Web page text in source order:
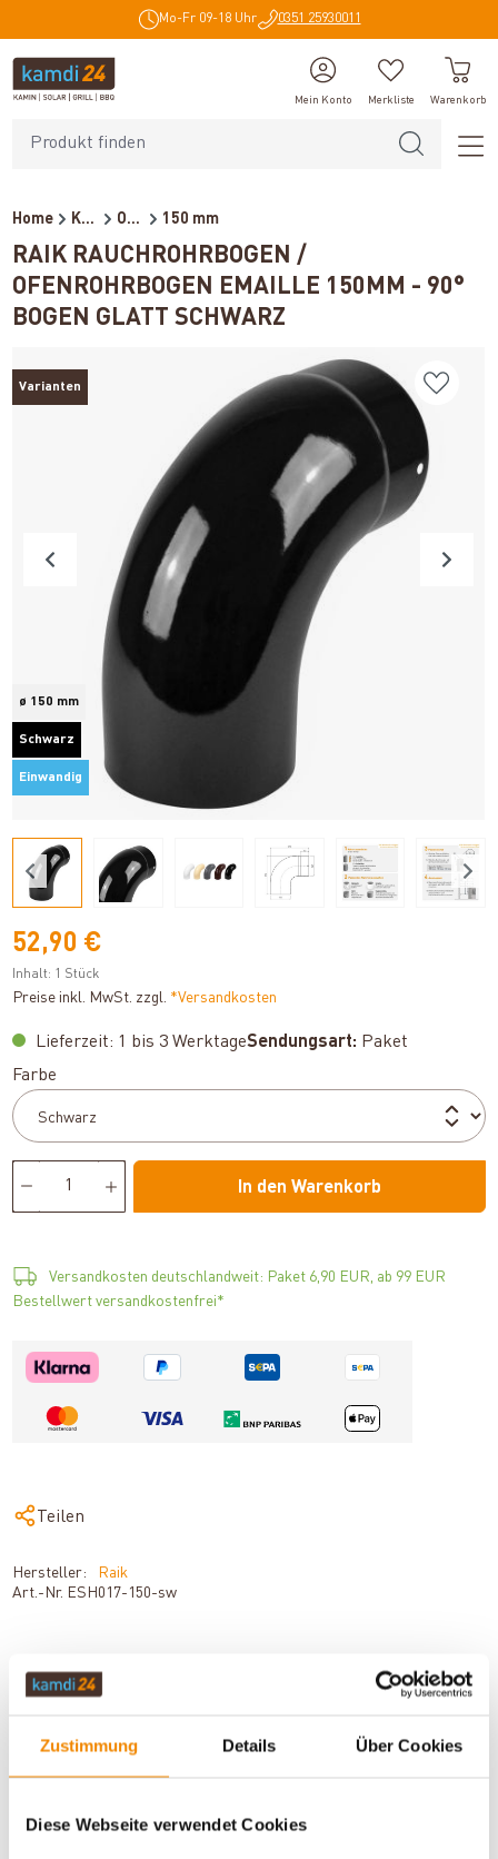
Zustimmung Details Über Cookies
Diese Webseite verwendet Cookies
Mo-Fr 09-18 Uhr 0351 25930011
Mein Konto Merkliste Warenkorb
Home Kaminzubehör Ofenrohre für Holzöfen 150 mm
RAIK RAUCHROHRBOGEN /
OFENROHRBOGEN EMAILLE 150MM - 90°
BOGEN GLATT SCHWARZ
Varianten
ø 150 mm
Schwarz
Einwandig
52,90 €
Inhalt: 1 Stück
Preise inkl. MwSt. zzgl. *Versandkosten
Lieferzeit: 1 bis 3 WerktageSendungsart: Paket
Farbe
In den Warenkorb
Versandkosten deutschlandweit: Paket 6,90 EUR, ab 99 EUR
Bestellwert versandkostenfrei*
Teilen
Hersteller:
Raik
Art.-Nr. ESH017-150-sw
BESCHREIBUNG